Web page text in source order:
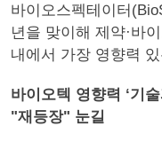
바이오스펙테이터
년을 맞이해 제약·바
내에서 가장 영향력
바이오텍 영향력 ‘기
"재등장" 눈길